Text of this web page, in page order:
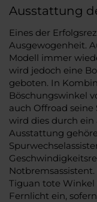
Ausstattung
Eines der
Ausgewogenheit.
Modell immer
wird jedoch eine
geboten. In
Böschungswinkel
auch Offroad
wird dies durch ein
Ausstattung
Tiguan tote
Fernlicht ein,